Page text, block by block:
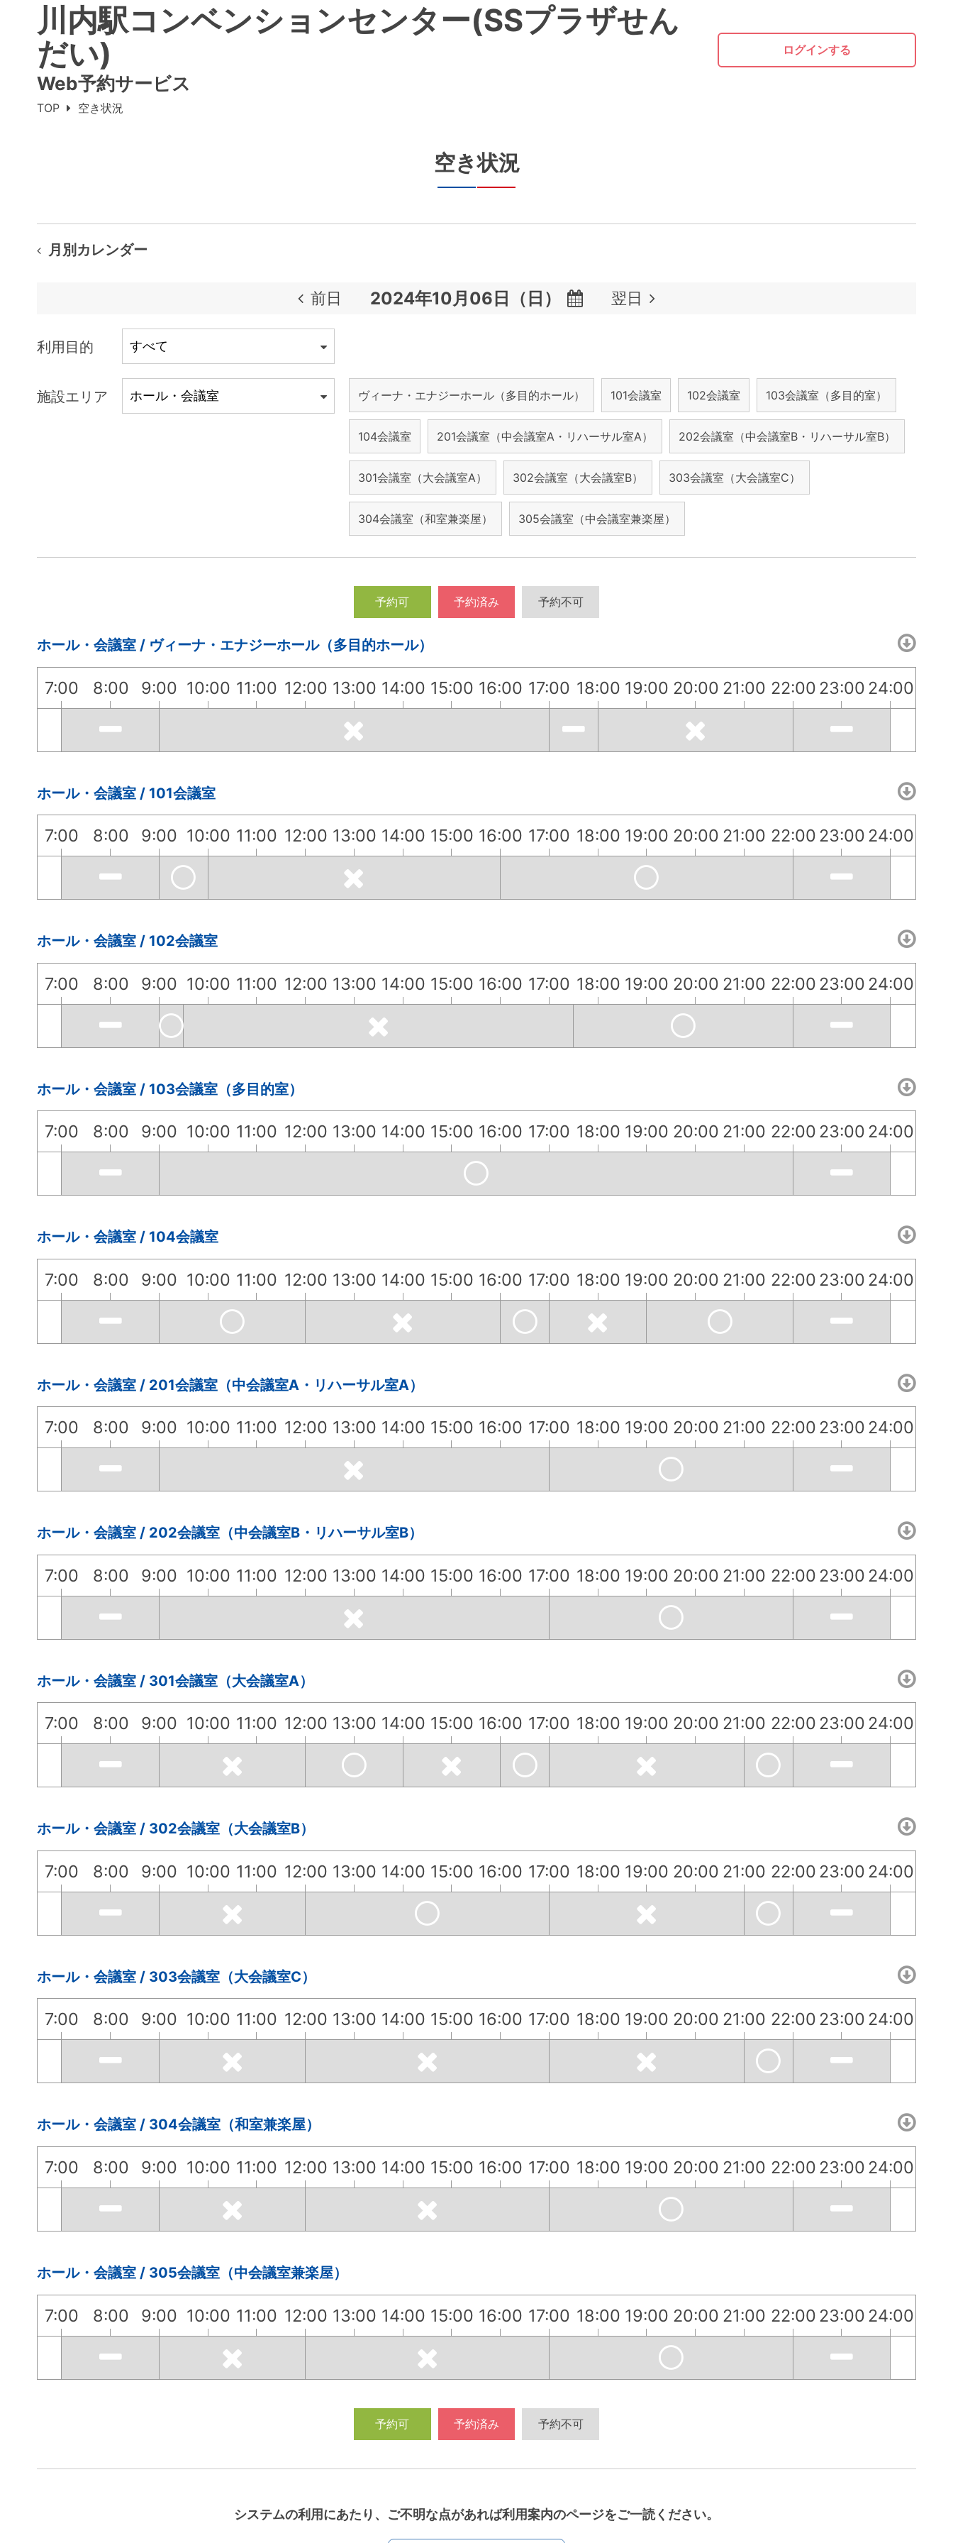
川内駅コンベンションセンター(SSプラザせん
だい)
Web予約サービス
ログインする
TOP 空き状況
空き状況
月別カレンダー
前日  翌日
利用目的
施設エリア ヴィーナ・エナジーホール（多目的ホール） 101会議室 102会議室 103会議室（多目的室）
104会議室 201会議室（中会議室A・リハーサル室A） 202会議室（中会議室B・リハーサル室B）
301会議室（大会議室A） 302会議室（大会議室B） 303会議室（大会議室C）
304会議室（和室兼楽屋） 305会議室（中会議室兼楽屋）
予約可 予約済み 予約不可
ホール・会議室 / ヴィーナ・エナジーホール（多目的ホール）
7:00 8:00 9:00 10:00 11:00 12:00 13:00 14:00 15:00 16:00 17:00 18:00 19:00 20:00 21:00 22:00 23:00 24:00
ホール・会議室 / 101会議室
7:00 8:00 9:00 10:00 11:00 12:00 13:00 14:00 15:00 16:00 17:00 18:00 19:00 20:00 21:00 22:00 23:00 24:00
ホール・会議室 / 102会議室
7:00 8:00 9:00 10:00 11:00 12:00 13:00 14:00 15:00 16:00 17:00 18:00 19:00 20:00 21:00 22:00 23:00 24:00
ホール・会議室 / 103会議室（多目的室）
7:00 8:00 9:00 10:00 11:00 12:00 13:00 14:00 15:00 16:00 17:00 18:00 19:00 20:00 21:00 22:00 23:00 24:00
ホール・会議室 / 104会議室
7:00 8:00 9:00 10:00 11:00 12:00 13:00 14:00 15:00 16:00 17:00 18:00 19:00 20:00 21:00 22:00 23:00 24:00
ホール・会議室 / 201会議室（中会議室A・リハーサル室A）
7:00 8:00 9:00 10:00 11:00 12:00 13:00 14:00 15:00 16:00 17:00 18:00 19:00 20:00 21:00 22:00 23:00 24:00
ホール・会議室 / 202会議室（中会議室B・リハーサル室B）
7:00 8:00 9:00 10:00 11:00 12:00 13:00 14:00 15:00 16:00 17:00 18:00 19:00 20:00 21:00 22:00 23:00 24:00
ホール・会議室 / 301会議室（大会議室A）
7:00 8:00 9:00 10:00 11:00 12:00 13:00 14:00 15:00 16:00 17:00 18:00 19:00 20:00 21:00 22:00 23:00 24:00
ホール・会議室 / 302会議室（大会議室B）
7:00 8:00 9:00 10:00 11:00 12:00 13:00 14:00 15:00 16:00 17:00 18:00 19:00 20:00 21:00 22:00 23:00 24:00
ホール・会議室 / 303会議室（大会議室C）
7:00 8:00 9:00 10:00 11:00 12:00 13:00 14:00 15:00 16:00 17:00 18:00 19:00 20:00 21:00 22:00 23:00 24:00
ホール・会議室 / 304会議室（和室兼楽屋）
7:00 8:00 9:00 10:00 11:00 12:00 13:00 14:00 15:00 16:00 17:00 18:00 19:00 20:00 21:00 22:00 23:00 24:00
ホール・会議室 / 305会議室（中会議室兼楽屋）
7:00 8:00 9:00 10:00 11:00 12:00 13:00 14:00 15:00 16:00 17:00 18:00 19:00 20:00 21:00 22:00 23:00 24:00
予約可 予約済み 予約不可
システムの利用にあたり、ご不明な点があれば利用案内のページをご一読ください。